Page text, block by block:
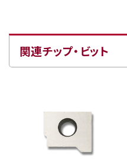
関連チップ・ビット